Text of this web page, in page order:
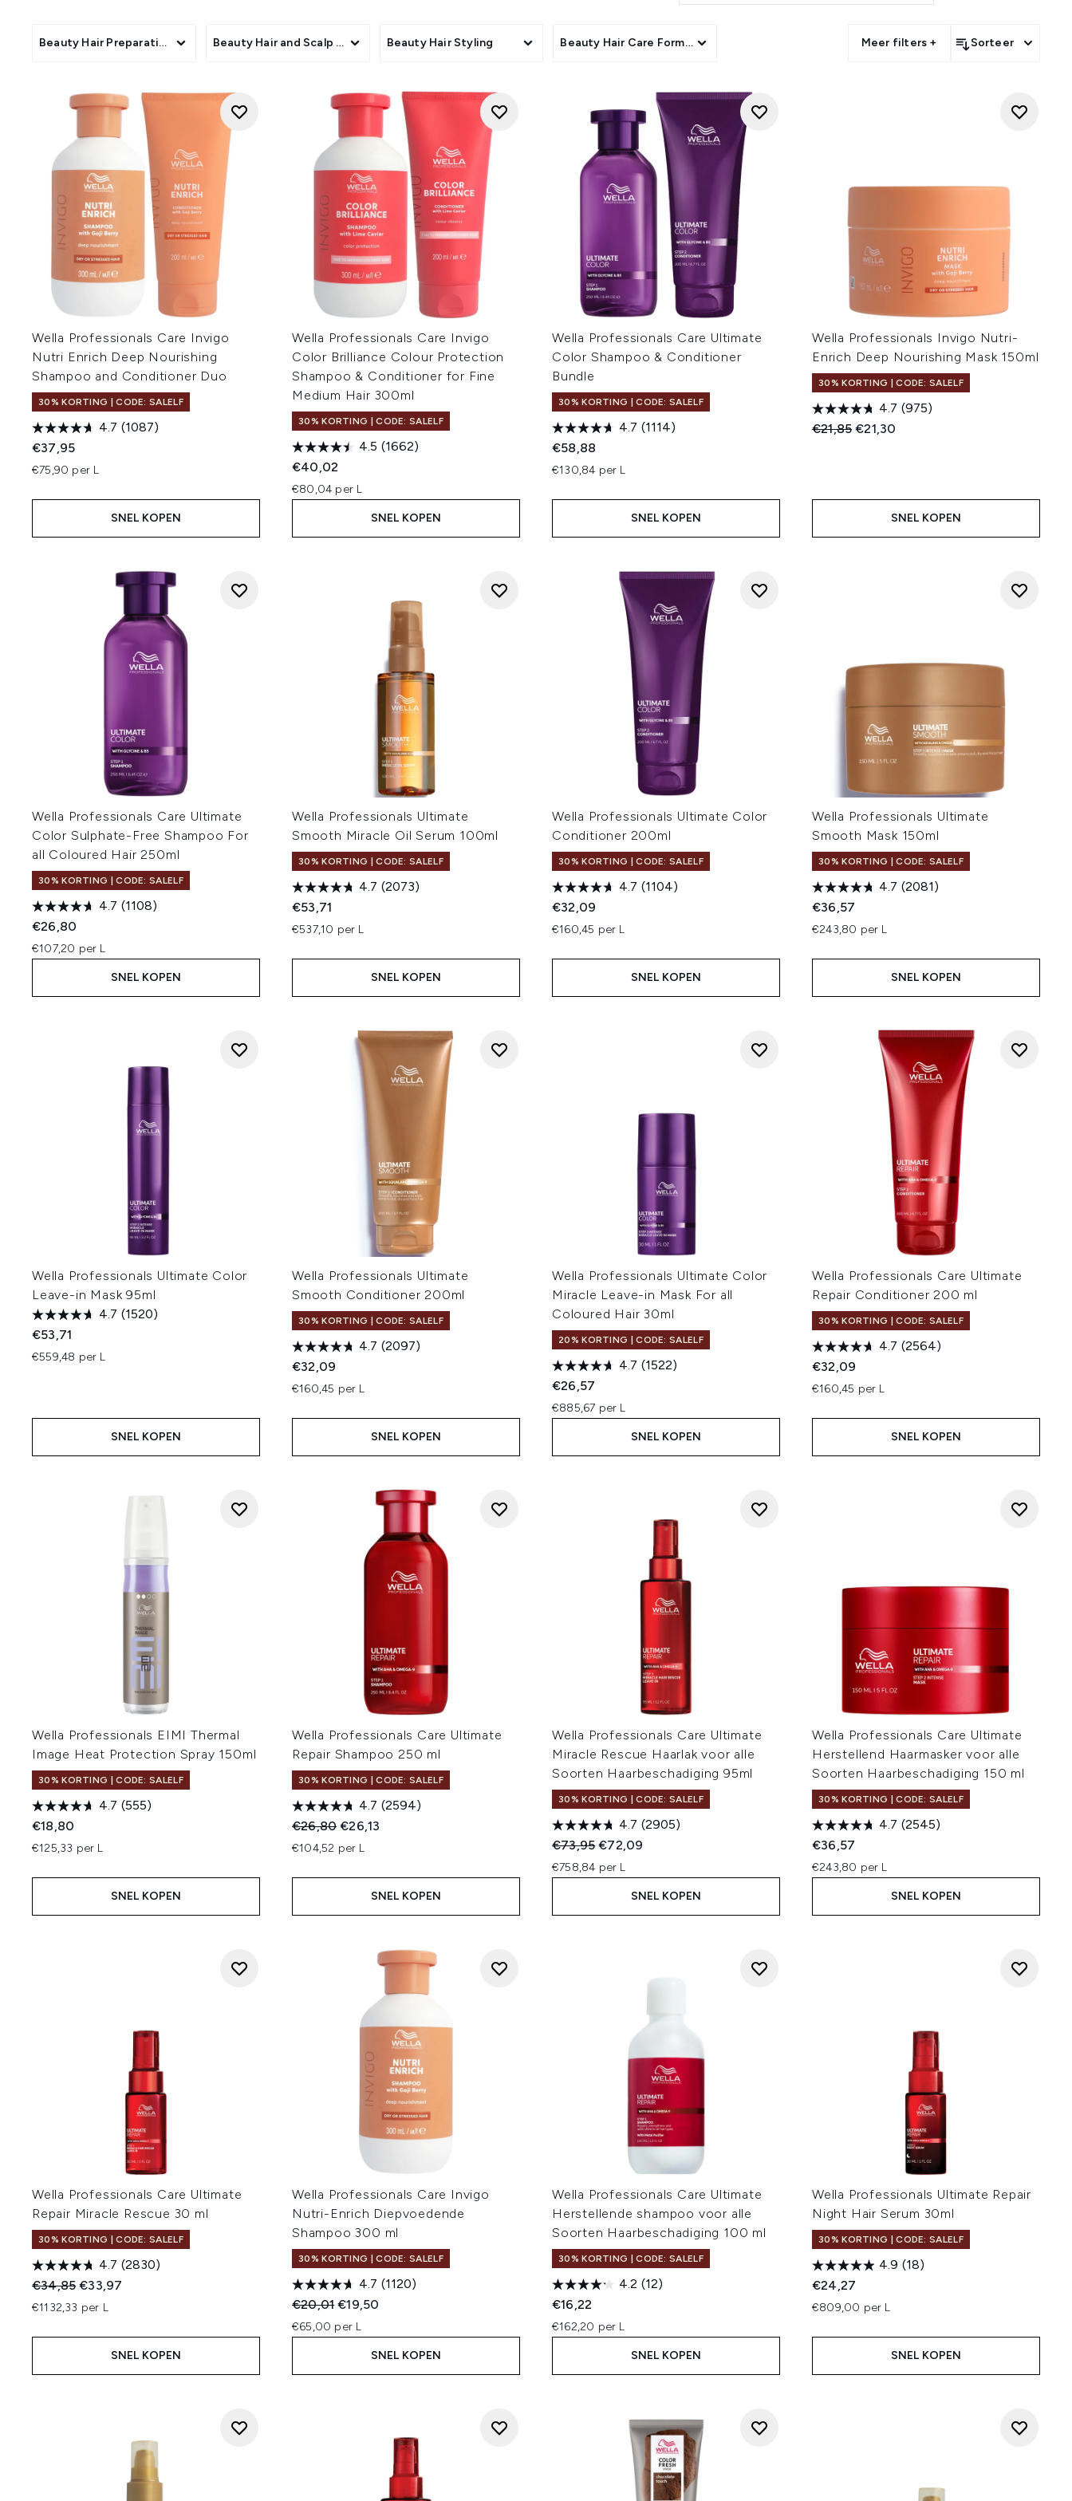
met geavanceerde Opti.PLEX-technologie voeden, versterken en beschermen deze producten alle haartypes, voor
Beauty Hair Preparation ProductsBeauty Hair and Scalp TreatmentsBeauty Hair Styling Beauty Hair Care Format Meer filters + Sorteer
Wella Professionals Care Invigo
Nutri Enrich Deep Nourishing
Shampoo and Conditioner Duo
30% KORTING | CODE: SALELF
4.7 (1087)
€37,95
€75,90 per L
SNEL KOPEN
Wella Professionals Care Invigo
Color Brilliance Colour Protection
Shampoo & Conditioner for Fine
Medium Hair 300ml
30% KORTING | CODE: SALELF
4.5 (1662)
€40,02
€80,04 per L
SNEL KOPEN
Wella Professionals Care Ultimate
Color Shampoo & Conditioner
Bundle
30% KORTING | CODE: SALELF
4.7 (1114)
€58,88
€130,84 per L
SNEL KOPEN
Wella Professionals Invigo Nutri-
Enrich Deep Nourishing Mask 150ml
30% KORTING | CODE: SALELF
4.7 (975)
Recommended Retail Price:
€21,85Huidige prijs:
€21,30
SNEL KOPEN
Wella Professionals Care Ultimate
Color Sulphate-Free Shampoo For
all Coloured Hair 250ml
30% KORTING | CODE: SALELF
4.7 (1108)
€26,80
€107,20 per L
SNEL KOPEN
Wella Professionals Ultimate
Smooth Miracle Oil Serum 100ml
30% KORTING | CODE: SALELF
4.7 (2073)
€53,71
€537,10 per L
SNEL KOPEN
Wella Professionals Ultimate Color
Conditioner 200ml
30% KORTING | CODE: SALELF
4.7 (1104)
€32,09
€160,45 per L
SNEL KOPEN
Wella Professionals Ultimate
Smooth Mask 150ml
30% KORTING | CODE: SALELF
4.7 (2081)
€36,57
€243,80 per L
SNEL KOPEN
Wella Professionals Ultimate Color
Leave-in Mask 95ml
4.7 (1520)
€53,71
€559,48 per L
SNEL KOPEN
Wella Professionals Ultimate
Smooth Conditioner 200ml
30% KORTING | CODE: SALELF
4.7 (2097)
€32,09
€160,45 per L
SNEL KOPEN
Wella Professionals Ultimate Color
Miracle Leave-in Mask For all
Coloured Hair 30ml
20% KORTING | CODE: SALELF
4.7 (1522)
€26,57
€885,67 per L
SNEL KOPEN
Wella Professionals Care Ultimate
Repair Conditioner 200 ml
30% KORTING | CODE: SALELF
4.7 (2564)
€32,09
€160,45 per L
SNEL KOPEN
Wella Professionals EIMI Thermal
Image Heat Protection Spray 150ml
30% KORTING | CODE: SALELF
4.7 (555)
€18,80
€125,33 per L
SNEL KOPEN
Wella Professionals Care Ultimate
Repair Shampoo 250 ml
30% KORTING | CODE: SALELF
4.7 (2594)
Recommended Retail Price:
€26,80Huidige prijs:
€26,13
€104,52 per L
SNEL KOPEN
Wella Professionals Care Ultimate
Miracle Rescue Haarlak voor alle
Soorten Haarbeschadiging 95ml
30% KORTING | CODE: SALELF
4.7 (2905)
Recommended Retail Price:
€73,95Huidige prijs:
€72,09
€758,84 per L
SNEL KOPEN
Wella Professionals Care Ultimate
Herstellend Haarmasker voor alle
Soorten Haarbeschadiging 150 ml
30% KORTING | CODE: SALELF
4.7 (2545)
€36,57
€243,80 per L
SNEL KOPEN
Wella Professionals Care Ultimate
Repair Miracle Rescue 30 ml
30% KORTING | CODE: SALELF
4.7 (2830)
Recommended Retail Price:
€34,85Huidige prijs:
€33,97
€1132,33 per L
SNEL KOPEN
Wella Professionals Care Invigo
Nutri-Enrich Diepvoedende
Shampoo 300 ml
30% KORTING | CODE: SALELF
4.7 (1120)
Recommended Retail Price:
€20,01Huidige prijs:
€19,50
€65,00 per L
SNEL KOPEN
Wella Professionals Care Ultimate
Herstellende shampoo voor alle
Soorten Haarbeschadiging 100 ml
30% KORTING | CODE: SALELF
4.2 (12)
€16,22
€162,20 per L
SNEL KOPEN
Wella Professionals Ultimate Repair
Night Hair Serum 30ml
30% KORTING | CODE: SALELF
4.9 (18)
€24,27
€809,00 per L
SNEL KOPEN